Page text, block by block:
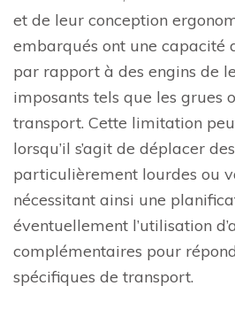
et de leur conception
embarqués ont une capacité
par rapport à des engins de
imposants tels que les grues
transport. Cette limitation
lorsqu’il s’agit de déplacer
particulièrement lourdes ou
nécessitant ainsi une
éventuellement l’utilisation
complémentaires pour
spécifiques de transport.